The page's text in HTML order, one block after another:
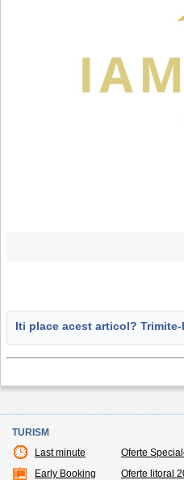
Iti place acest articol?
TURISM
Last minute
Early Booking
Oferte
Oferte litoral